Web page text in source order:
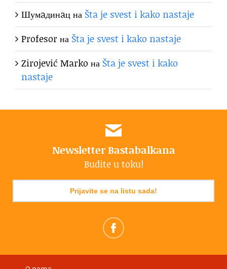
Шумaдинaцна Šta je svest i kako nastaje
Profesorна Šta je svest i kako nastaje
Zirojević Marko на Šta je svest i kako
nastaje
Newsletter Bastabalkana
Budite u toku!
Prijavite se na listu sada!